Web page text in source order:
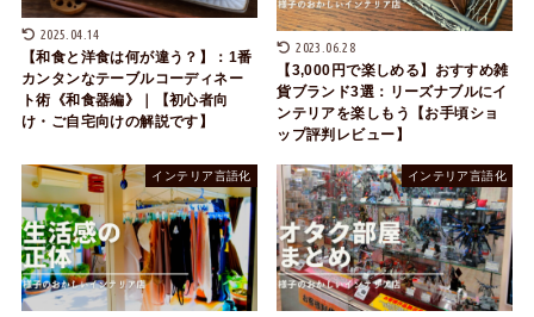
2025.04.14
【和食と洋食は何が違う？】：1番
カンタンなテーブルコーディネー
ト術《和食器編》｜【初心者向
け・ご自宅向けの解説です】
2023.06.28
【3,000円で楽しめる】おすすめ雑
貨ブランド3選：リーズナブルにイ
ンテリアを楽しもう【お手頃ショ
ップ評判レビュー】
インテリア言語化 インテリア言語化